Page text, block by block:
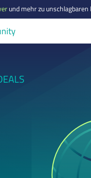
und mehr zu unschlagbaren